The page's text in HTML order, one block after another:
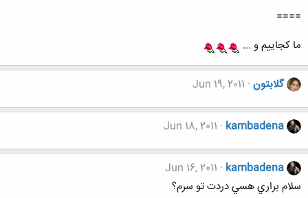
====
ما کجاییم و ...
گلابتون Jun 19, 2011
kambadena
Jun 18, 2011
kambadena
Jun 16, 2011
سلام براري هسي دردت تو سرم؟